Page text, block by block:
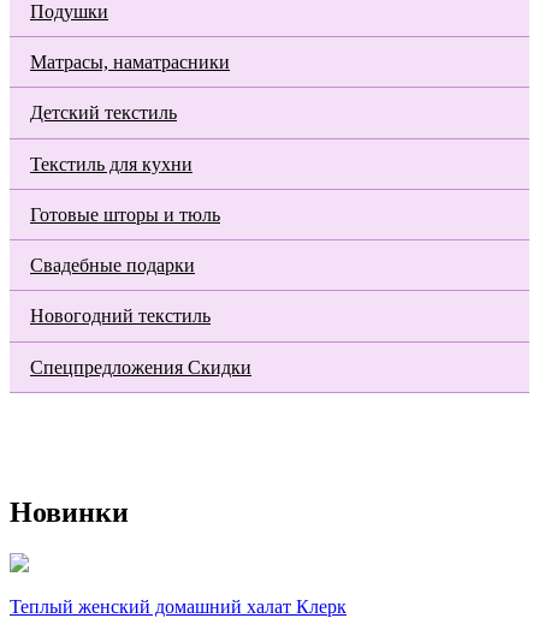
Подушки
Матрасы, наматрасники
Детский текстиль
Текстиль для кухни
Готовые шторы и тюль
Свадебные подарки
Новогодний текстиль
Спецпредложения Скидки
Новинки
Теплый женский домашний халат Клерк